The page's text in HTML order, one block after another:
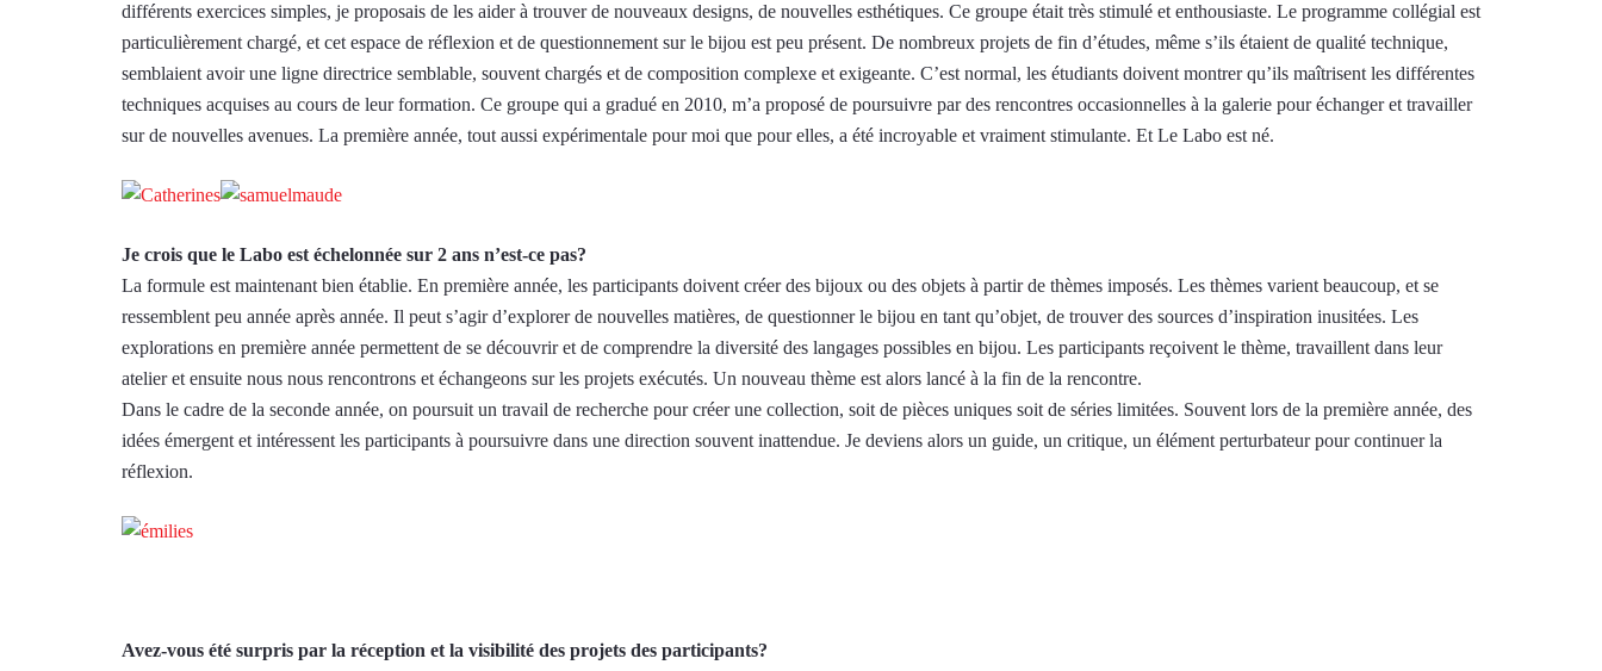
différents exercices simples, je proposais de les aider à trouver de nouveaux designs, de nouvelles esthétiques. Ce groupe était très stimulé et enthousiaste. Le programme collégial est
particulièrement chargé, et cet espace de réflexion et de questionnement sur le bijou est peu présent. De nombreux projets de fin d’études, même s’ils étaient de qualité technique,
semblaient avoir une ligne directrice semblable, souvent chargés et de composition complexe et exigeante. C’est normal, les étudiants doivent montrer qu’ils maîtrisent les différentes
techniques acquises au cours de leur formation. Ce groupe qui a gradué en 2010, m’a proposé de poursuivre par des rencontres occasionnelles à la galerie pour échanger et travailler
sur de nouvelles avenues. La première année, tout aussi expérimentale pour moi que pour elles, a été incroyable et vraiment stimulante. Et Le Labo est né.
Je crois que le Labo est échelonnée sur 2 ans n’est-ce pas?
La formule est maintenant bien établie. En première année, les participants doivent créer des bijoux ou des objets à partir de thèmes imposés. Les thèmes varient beaucoup, et se
ressemblent peu année après année. Il peut s’agir d’explorer de nouvelles matières, de questionner le bijou en tant qu’objet, de trouver des sources d’inspiration inusitées. Les
explorations en première année permettent de se découvrir et de comprendre la diversité des langages possibles en bijou. Les participants reçoivent le thème, travaillent dans leur
atelier et ensuite nous nous rencontrons et échangeons sur les projets exécutés. Un nouveau thème est alors lancé à la fin de la rencontre.
Dans le cadre de la seconde année, on poursuit un travail de recherche pour créer une collection, soit de pièces uniques soit de séries limitées. Souvent lors de la première année, des
idées émergent et intéressent les participants à poursuivre dans une direction souvent inattendue. Je deviens alors un guide, un critique, un élément perturbateur pour continuer la
réflexion.
Avez-vous été surpris par la réception et la visibilité des projets des participants?